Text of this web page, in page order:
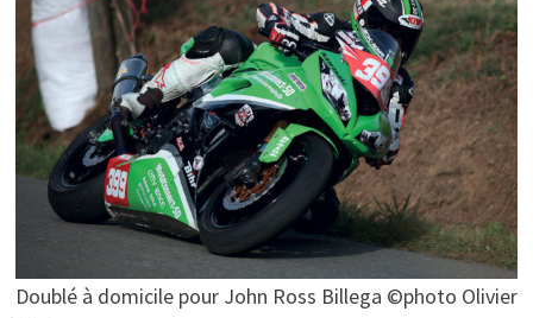
Doublé à domicile pour John Ross Billega ©photo Olivier